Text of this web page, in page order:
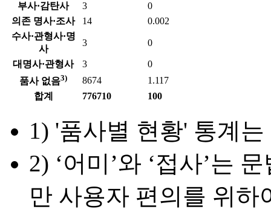
부사·감탄사
3
0
의존 명사·조사
14
0.002
수사·관형사·명
사
3 0
대명사·관형사 3
0
품사 없음3) 8674
1.117
합계
776710 100
1) '품사별 현황' 통계
2) ‘어미’와 ‘접사’는
만 사용자 편의를 위